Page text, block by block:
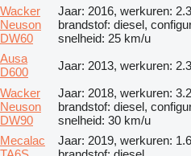
Wacker
Neuson
DW60
Jaar: 2016, werkuren:
brandstof: diesel,
snelheid: 25 km/u
Ausa
D600
Jaar: 2013, werkuren:
Wacker
Neuson
DW90
Jaar: 2018, werkuren:
brandstof: diesel,
snelheid: 30 km/u
Mecalac
Jaar: 2019, werkuren: